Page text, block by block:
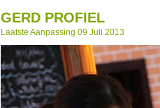
GERD PROFIEL
Laatste Aanpassing 09 Juli 2013